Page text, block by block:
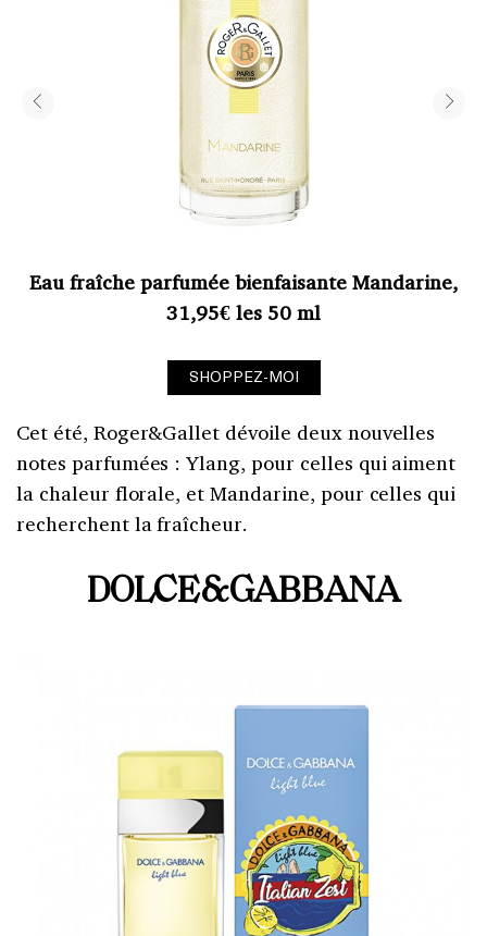
Eau fraîche parfumée bienfaisante Mandarine,
31,95€ les 50 ml
SHOPPEZ-MOI
Cet été, Roger&Gallet dévoile deux nouvelles
notes parfumées : Ylang, pour celles qui aiment
la chaleur florale, et Mandarine, pour celles qui
recherchent la fraîcheur.
DOLCE&GABBANA